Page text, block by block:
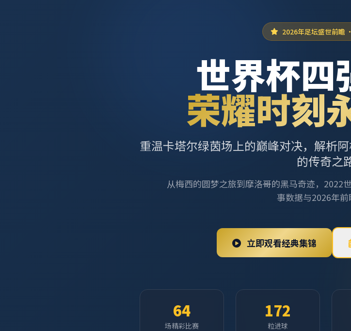
2026年足坛盛世前瞻
世界杯
荣耀时刻
重温卡塔尔绿茵场上的巅峰对决，解析
的传奇之
从梅西的圆梦之旅到摩洛哥的黑马奇迹，2022
事数据与2026年前
立即观看经典集锦
64
场精彩比赛
172
粒进球